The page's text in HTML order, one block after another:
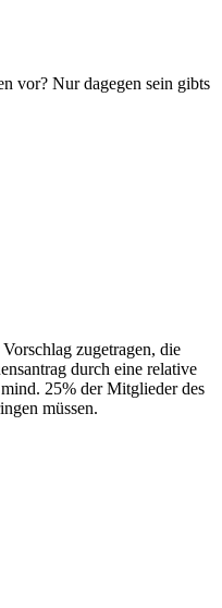
vor? Nur dagegen sein gibts
zugetragen, die
durch eine relative
25% der Mitglieder des
müssen.